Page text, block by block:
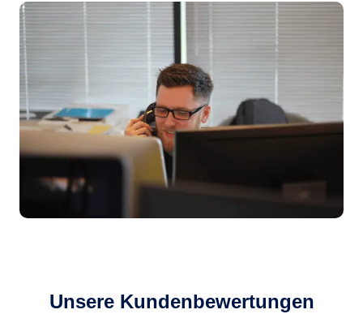
Unsere Kundenbewertungen